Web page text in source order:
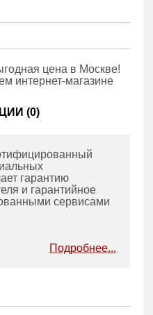
цена в Москве!
интернет-магазине
(0)
гарантию
и гарантийное
сервисами
Подробнее...